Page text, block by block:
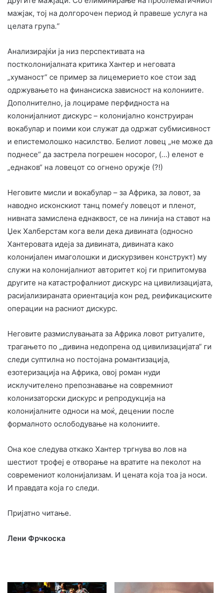
мажјак, тој на долгорочен период ѝ правеше услуга на
целата група.“
Анализирајќи ја низ перспективата на
постколонијалната критика Хантер и неговата
„хуманост“ се пример за лицемерието кое стои зад
одржувањето на финансиска зависност на колониите.
Дополнително, ја лоцираме перфидноста на
колонијалниот дискурс – колонијално конструиран
вокабулар и поими кои служат да одржат субмисивност
и епистемолошко насилство. Белиот ловец „не може да
поднесе“ да застрела погрешен носорог, (…) еленот е
„еднаков“ на ловецот со огнено оружје (?!)
Неговите мисли и вокабулар – за Африка, за ловот, за
наводно исконскиот танц помеѓу ловецот и пленот,
нивната замислена еднаквост, сe на линија на ставот на
Џек Халберстам кога вели дека дивината (односно
Хантеровата идеја за дивината, дивината како
колонијален имаголошки и дискурзивен конструкт) му
служи на колонијалниот авторитет кој ги припитомува
другите на катастрофалниот дискурс на цивилизацијата,
расијализираната ориентација кон ред, реификациските
операции на расниот дискурс.
Неговите размислувањата за Африка ловот ритуалите,
трагањето по „дивина недопрена од цивилизацијата“ ги
следи суптилна но постојана романтизација,
езотеризација на Африка, овој роман нуди
исклучителено препознавање на совремниот
колонизаторски дискурс и репродукција на
колонијалните односи на моќ, децении после
формалното ослободување на колониите.
Она кое следува откако Хантер тргнува во лов на
шестиот трофеј е отворање на вратите на пеколот на
современиот колонијализам. И цената која тоа ја носи.
И правдата која го следи.
Пријатно читање.
Лени Фрчкоска